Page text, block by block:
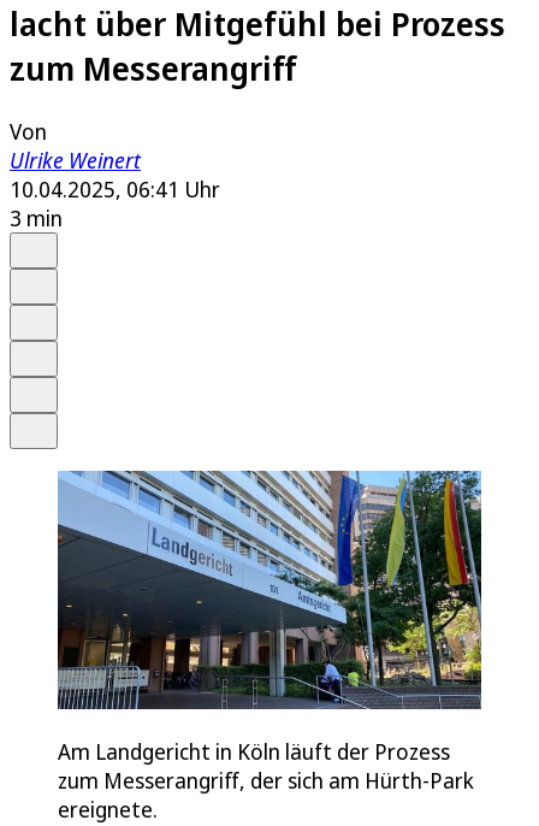
lacht über Mitgefühl bei Prozess
zum Messerangriff
Von
Ulrike Weinert
10.04.2025, 06:41 Uhr
3 min
Am Landgericht in Köln läuft der Prozess
zum Messerangriff, der sich am Hürth-Park
ereignete.